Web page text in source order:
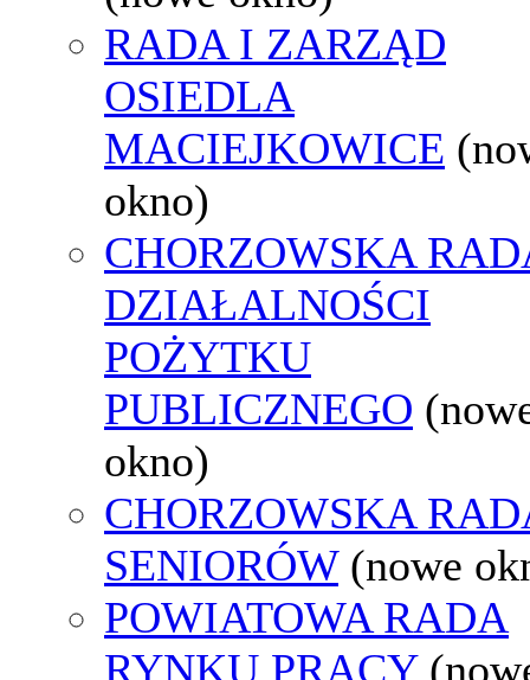
RADA I ZARZĄD
OSIEDLA
MACIEJKOWICE
okno)
CHORZOWSKA
DZIAŁALNOŚCI
POŻYTKU
PUBLICZNEGO
okno)
CHORZOWSKA
SENIORÓW (nowe
POWIATOWA RADA
RYNKU PRACY